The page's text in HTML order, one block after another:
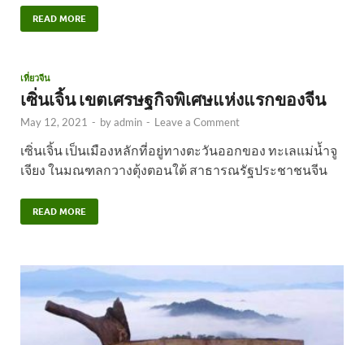
READ MORE
เที่ยวจีน
เซิ่นเจิ้น เขตเศรษฐกิจพิเศษแห่งแรกของจีน
May 12, 2021 - byadmin - Leave a Comment
เซิ่นเจิ้น เป็นเมืองหลักที่อยู่ทางตะวันออกของ ทะเลแม่น้ำจู
เจียง ในมณฑลกวางตุ้งตอนใต้ สาธารณรัฐประชาชนจีน
READ MORE